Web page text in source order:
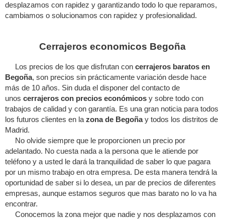
desplazamos con rapidez y garantizando todo lo que reparamos,
cambiamos o solucionamos con rapidez y profesionalidad.
Cerrajeros economicos Begoña
Los precios de los que disfrutan con cerrajeros baratos en
Begoña, son precios sin prácticamente variación desde hace
más de 10 años. Sin duda el disponer del contacto de
unos cerrajeros con precios económicos y sobre todo con
trabajos de calidad y con garantía. Es una gran noticia para todos
los futuros clientes en la zona de Begoñay todos los distritos de
Madrid.
No olvide siempre que le proporcionen un precio por
adelantado. No cuesta nada a la persona que le atiende por
teléfono y a usted le dará la tranquilidad de saber lo que pagara
por un mismo trabajo en otra empresa. De esta manera tendrá la
oportunidad de saber si lo desea, un par de precios de diferentes
empresas, aunque estamos seguros que mas barato no lo va ha
encontrar.
Conocemos la zona mejor que nadie y nos desplazamos con